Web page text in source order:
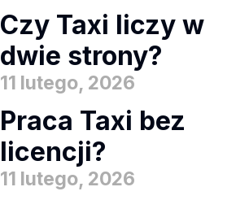
Czy Taxi liczy w
dwie strony?
11 lutego, 2026
Praca Taxi bez
licencji?
11 lutego, 2026